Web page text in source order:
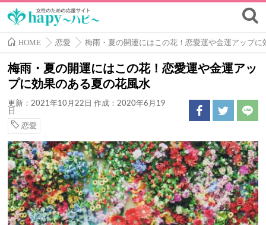
HOME 恋愛 梅雨・夏の開運にはこの花！恋愛運や金運アップに
梅雨・夏の開運にはこの花！恋愛運や金運アッ
プに効果のある夏の花風水
更新：2021年10月22日 作成：2020年6月19
日
恋愛